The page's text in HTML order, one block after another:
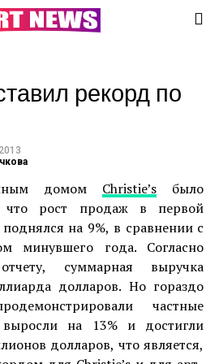
рекорд по
домом Christie’s было
что рост продаж в первой
на 9%, в сравнении с
минувшего года. Согласно
суммарная выручка
долларов. Но гораздо
частные
на 13% и достигли
долларов, что является,